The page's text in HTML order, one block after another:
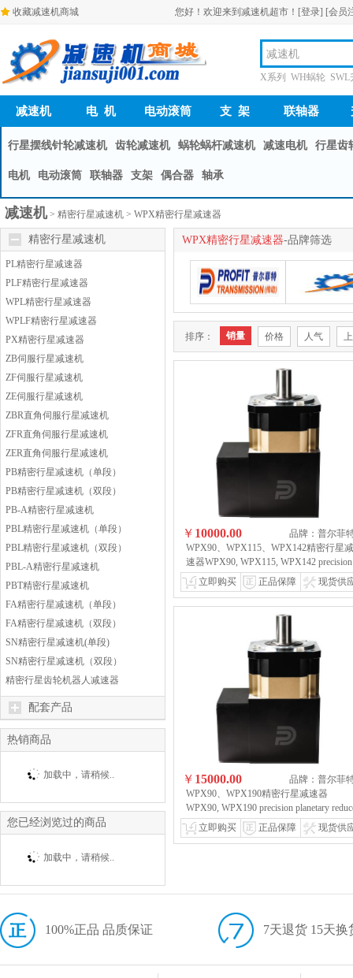
收藏减速机商城 您好！欢迎来到减速机超市！ [登录] [会员
X系列 WH蜗轮 SWL
减速机 电 机 电动滚筒 支 架 联轴器
行星摆线针轮减速机 齿轮减速机 蜗轮蜗杆减速机 减速电机 行星齿
电机 电动滚筒 联轴器 支架 偶合器 轴承
减速机> 精密行星减速机 > WPX精密行星减速器
WPX精密行星减速器-品牌筛选
排序： 销量 价格 人气
￥ 10000.00
品牌：普尔菲
WPX90、WPX115、WPX142精密行星减
速器WPX90, WPX115, WPX142 precision
planetary reducers网上下单，避免风险，
后有保障，积分有惊喜WPX90, WPX115,
WPX142 precision planetary reducers
立即购买 正品保障 现货供
￥ 15000.00
品牌：普尔菲
WPX90、WPX190精密行星减速器
WPX90, WPX190 precision planetary
网上下单，避免风险，售后有保障，积
有惊喜WPX90, WPX190 precision
立即购买 正品保障 现货供
精密行星减速机
PL精密行星减速器
PLF精密行星减速器
WPL精密行星减速器
WPLF精密行星减速器
PX精密行星减速器
ZB伺服行星减速机
ZF伺服行星减速机
ZE伺服行星减速机
ZBR直角伺服行星减速机
ZFR直角伺服行星减速机
ZER直角伺服行星减速机
PB精密行星减速机（单段）
PB精密行星减速机（双段）
PB-A精密行星减速机
PBL精密行星减速机（单段）
PBL精密行星减速机（双段）
PBL-A精密行星减速机
PBT精密行星减速机
FA精密行星减速机（单段）
FA精密行星减速机（双段）
SN精密行星减速机(单段)
SN精密行星减速机（双段）
精密行星齿轮机器人减速器
配套产品
热销商品
加载中，请稍候..
您已经浏览过的商品
加载中，请稍候..
100%正品 品质保证 7天退货 15天换